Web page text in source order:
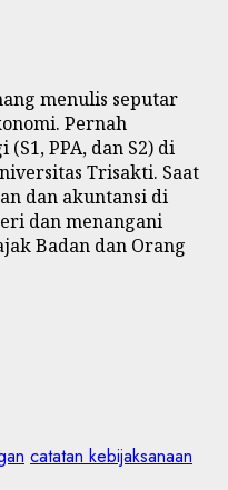
menulis seputar
Pernah
PPA, dan S2) di
Trisakti. Saat
dan akuntansi di
dan menangani
Badan dan Orang
catatan kebijaksanaan